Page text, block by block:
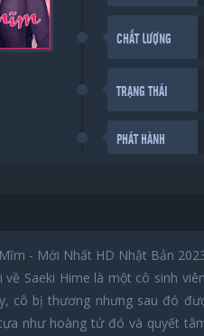
CHẤT LƯỢNG
TRẠNG THÁI
PHÁT HÀNH
- Mới Nhất HD Nhật Bản
về Saeki Hime là một cô sinh
cô bị thương nhưng sau đó
như hoàng tử đó và quyết